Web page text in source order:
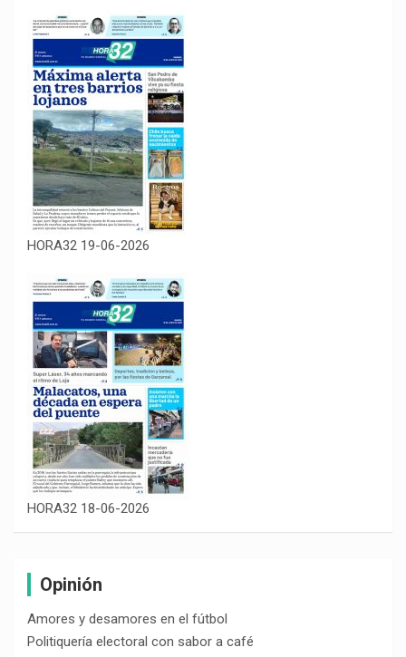
HORA32 19-06-2026
HORA32 18-06-2026
Opinión
Amores y desamores en el fútbol
Politiquería electoral con sabor a café